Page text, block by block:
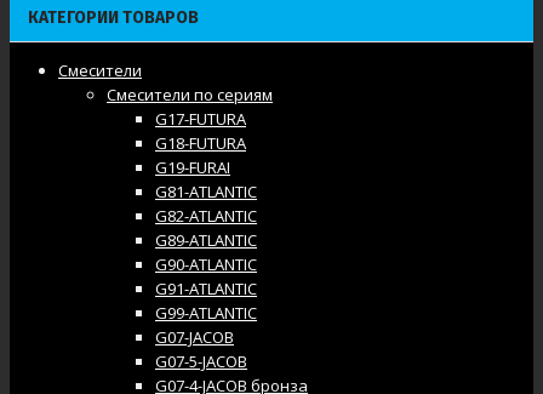
КАТЕГОРИИ ТОВАРОВ
Смесители
Смесители по сериям
G17-FUTURA
G18-FUTURA
G19-FURAI
G81-ATLANTIC
G82-ATLANTIC
G89-ATLANTIC
G90-ATLANTIC
G91-ATLANTIC
G99-ATLANTIC
G07-JACOB
G07-5-JACOB
G07-4-JACOB бронза